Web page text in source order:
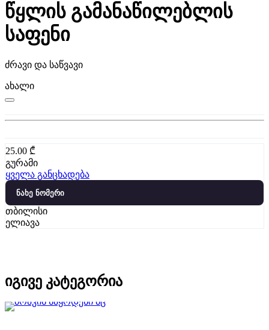
წყლის გამანაწილებლის
საფენი
ძრავი და საწვავი
ახალი
25.00 ₾
გურამი
ყველა განცხადება
ნახე ნომერი
თბილისი
ელიავა
იგივე კატეგორია